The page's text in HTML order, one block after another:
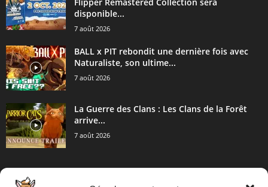
disponible...
7 août 2026
BALL x PIT rebondit une dernière fois avec
Naturaliste, son ultime...
7 août 2026
La Guerre des Clans : Les Clans de la Forêt
arrive...
7 août 2026